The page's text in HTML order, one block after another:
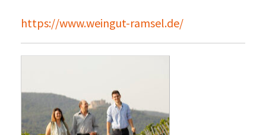
https://www.weingut-ramsel.de/